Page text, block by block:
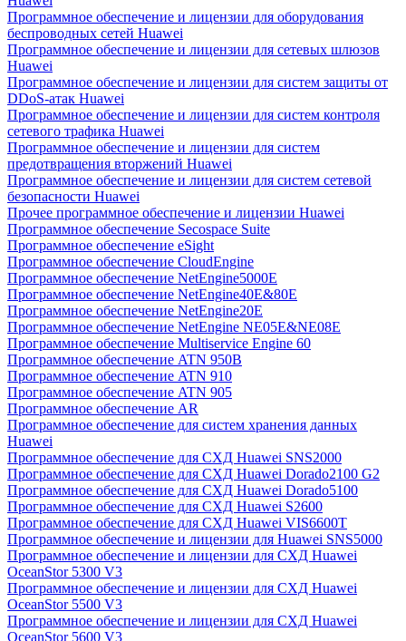
Программное обеспечение и лицензии для оборудования
беспроводных сетей Huawei
Программное обеспечение и лицензии для сетевых шлюзов
Huawei
Программное обеспечение и лицензии для систем защиты от
DDoS-атак Huawei
Программное обеспечение и лицензии для систем контроля
сетевого трафика Huawei
Программное обеспечение и лицензии для систем
предотвращения вторжений Huawei
Программное обеспечение и лицензии для систем сетевой
безопасности Huawei
Прочее программное обеспечение и лицензии Huawei
Программное обеспечение Secospace Suite
Программное обеспечение eSight
Программное обеспечение CloudEngine
Программное обеспечение NetEngine5000E
Программное обеспечение NetEngine40E&80E
Программное обеспечение NetEngine20E
Программное обеспечение NetEngine NE05E&NE08E
Программное обеспечение Multiservice Engine 60
Программное обеспечение ATN 950B
Программное обеспечение ATN 910
Программное обеспечение ATN 905
Программное обеспечение AR
Программное обеспечение для систем хранения данных
Huawei
Программное обеспечение для СХД Huawei SNS2000
Программное обеспечение для СХД Huawei Dorado2100 G2
Программное обеспечение для СХД Huawei Dorado5100
Программное обеспечение для СХД Huawei S2600
Программное обеспечение для СХД Huawei VIS6600T
Программное обеспечение и лицензии для Huawei SNS5000
Программное обеспечение и лицензии для СХД Huawei
OceanStor 5300 V3
Программное обеспечение и лицензии для СХД Huawei
OceanStor 5500 V3
Программное обеспечение и лицензии для СХД Huawei
OceanStor 5600 V3